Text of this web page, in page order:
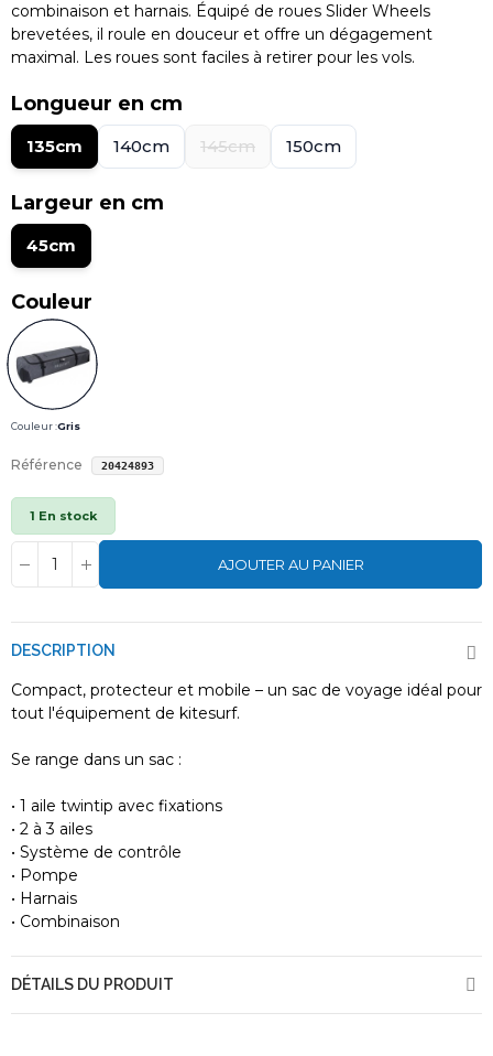
combinaison et harnais. Équipé de roues Slider Wheels
brevetées, il roule en douceur et offre un dégagement
maximal. Les roues sont faciles à retirer pour les vols.
Longueur en cm
135cm 140cm 145cm 150cm
Largeur en cm
45cm
Couleur
Couleur :Gris
Référence 20424893
1 En stock
AJOUTER AU PANIER
DESCRIPTION
Compact, protecteur et mobile – un sac de voyage idéal pour
tout l'équipement de kitesurf.
Se range dans un sac :
• 1 aile twintip avec fixations
• 2 à 3 ailes
• Système de contrôle
• Pompe
• Harnais
• Combinaison
DÉTAILS DU PRODUIT